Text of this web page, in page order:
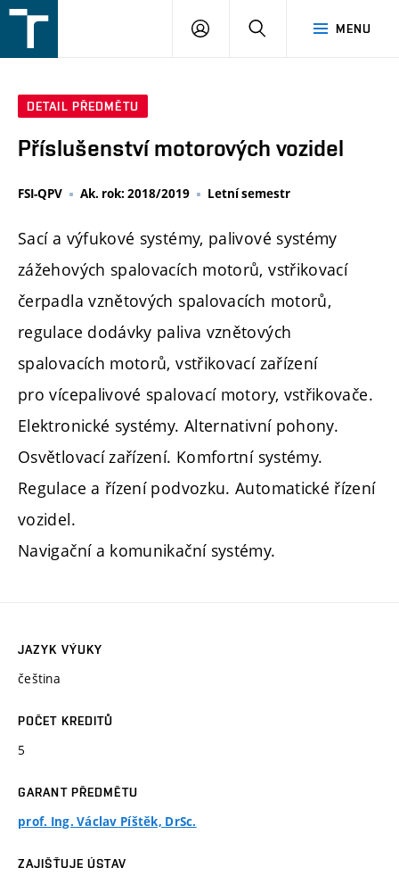
v
MENU
PŘIHLÁŠENÍ
DETAIL PŘEDMĚTU
Příslušenství motorových vozidel
FSI-QPV Ak. rok: 2018/2019 Letní semestr
Sací a výfukové systémy, palivové systémy
zážehových spalovacích motorů, vstřikovací
čerpadla vznětových spalovacích motorů,
regulace dodávky paliva vznětových
spalovacích motorů, vstřikovací zařízení
pro vícepalivové spalovací motory, vstřikovače.
Elektronické systémy. Alternativní pohony.
Osvětlovací zařízení. Komfortní systémy.
Regulace a řízení podvozku. Automatické řízení
vozidel.
Navigační a komunikační systémy.
JAZYK VÝUKY
čeština
POČET KREDITŮ
5
GARANT PŘEDMĚTU
prof. Ing. Václav Píštěk, DrSc.
ZAJIŠŤUJE ÚSTAV